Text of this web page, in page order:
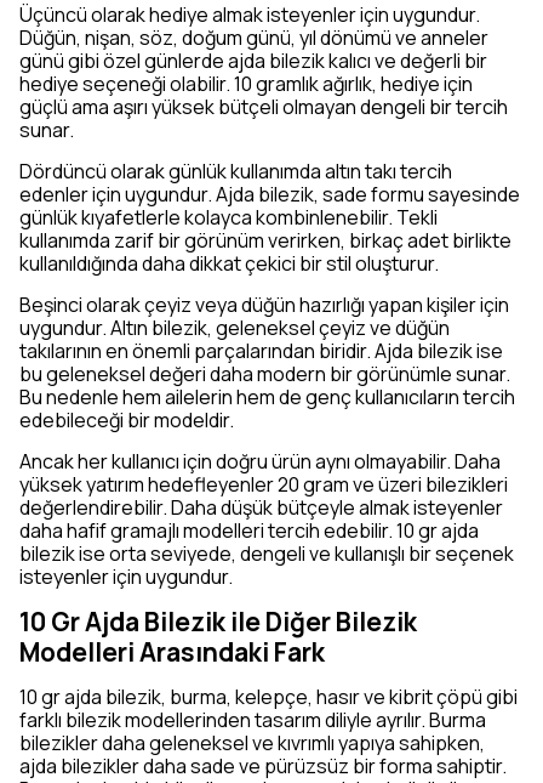
Üçüncü olarak hediye almak isteyenler için uygundur.
Düğün, nişan, söz, doğum günü, yıl dönümü ve anneler
günü gibi özel günlerde ajda bilezik kalıcı ve değerli bir
hediye seçeneği olabilir. 10 gramlık ağırlık, hediye için
güçlü ama aşırı yüksek bütçeli olmayan dengeli bir tercih
sunar.
Dördüncü olarak günlük kullanımda altın takı tercih
edenler için uygundur. Ajda bilezik, sade formu sayesinde
günlük kıyafetlerle kolayca kombinlenebilir. Tekli
kullanımda zarif bir görünüm verirken, birkaç adet birlikte
kullanıldığında daha dikkat çekici bir stil oluşturur.
Beşinci olarak çeyiz veya düğün hazırlığı yapan kişiler için
uygundur. Altın bilezik, geleneksel çeyiz ve düğün
takılarının en önemli parçalarından biridir. Ajda bilezik ise
bu geleneksel değeri daha modern bir görünümle sunar.
Bu nedenle hem ailelerin hem de genç kullanıcıların tercih
edebileceği bir modeldir.
Ancak her kullanıcı için doğru ürün aynı olmayabilir. Daha
yüksek yatırım hedefleyenler 20 gram ve üzeri bilezikleri
değerlendirebilir. Daha düşük bütçeyle almak isteyenler
daha hafif gramajlı modelleri tercih edebilir. 10 gr ajda
bilezik ise orta seviyede, dengeli ve kullanışlı bir seçenek
isteyenler için uygundur.
10 Gr Ajda Bilezik ile Diğer Bilezik
Modelleri Arasındaki Fark
10 gr ajda bilezik, burma, kelepçe, hasır ve kibrit çöpü gibi
farklı bilezik modellerinden tasarım diliyle ayrılır. Burma
bilezikler daha geleneksel ve kıvrımlı yapıya sahipken,
ajda bilezikler daha sade ve pürüzsüz bir forma sahiptir.